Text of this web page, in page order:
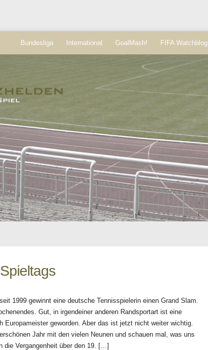
Bundesliga International GoalMash! FIFA Watchblog
1999 gewinnt eine deutsche Tennisspielerin einen Grand Slam.
Gut, in irgendeiner anderen Randsportart ist eine
Europameister geworden. Aber das ist jetzt nicht weiter wichtig.
Jahr mit den vielen Neunen und schauen mal, was uns
die Vergangenheit über den 19. […]